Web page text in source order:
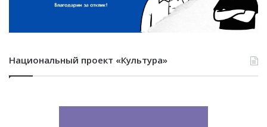
Национальный проект «Культура»